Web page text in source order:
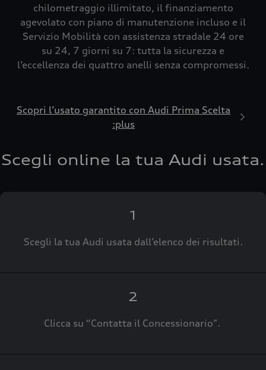
chilometraggio illimitato, il finanziamento
agevolato con piano di manutenzione incluso e il
Servizio Mobilità con assistenza stradale 24 ore
su 24, 7 giorni su 7: tutta la sicurezza e
l’eccellenza dei quattro anelli senza compromessi.
Scopri l’usato garantito con Audi Prima Scelta
:plus
Scegli online la tua Audi usata.
1
Scegli la tua Audi usata dall’elenco dei risultati.
2
Clicca su “Contatta il Concessionario".